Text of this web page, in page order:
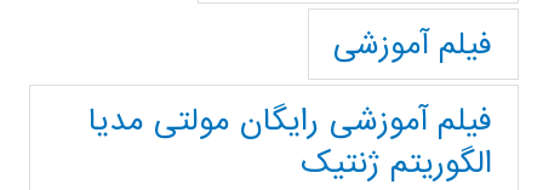
فیلم آموزشی
فیلم آموزشی رایگان مولتی مدیا
الگوریتم ژنتیک